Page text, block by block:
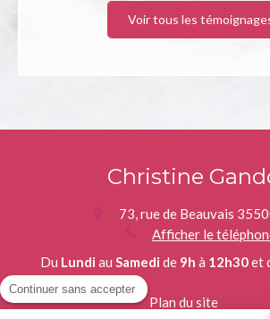
Voir tous les
Christine
73, rue de Beauvais
Afficher le
Du Lundi au Samedi de 9h à 12h30et
Plan du site
Continuer sans accepter